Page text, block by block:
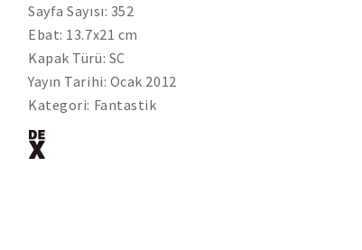
Sayfa Sayısı: 352
Ebat: 13.7x21 cm
Kapak Türü: SC
Yayın Tarihi: Ocak 2012
Kategori: Fantastik